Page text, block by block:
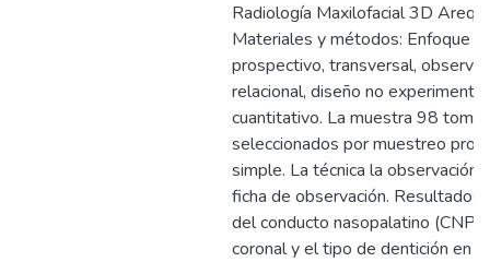
Radiología Maxilofacial 3D
Materiales y métodos: Enfoque
prospectivo, transversal,
relacional, diseño no
cuantitativo. La muestra 98
seleccionados por muestreo
simple. La técnica la
ficha de observación.
del conducto nasopalatino (CNP)
coronal y el tipo de dentición en